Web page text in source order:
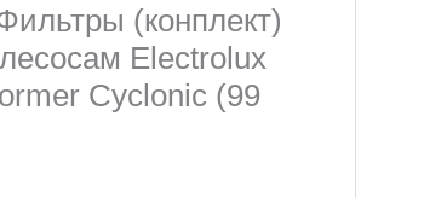
(конплект)
Electrolux
Cyclonic (99